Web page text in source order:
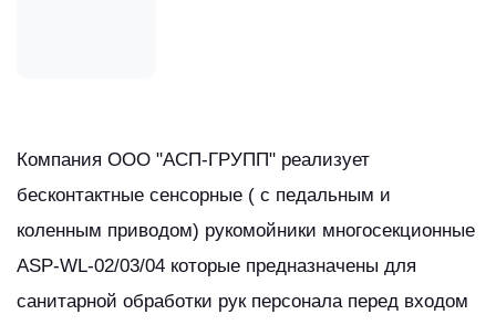
Компания ООО "АСП-ГРУПП" реализует
бесконтактные сенсорные ( с педальным и
коленным приводом) рукомойники многосекционные
ASP-WL-02/03/04 которые предназначены для
санитарной обработки рук персонала перед входом